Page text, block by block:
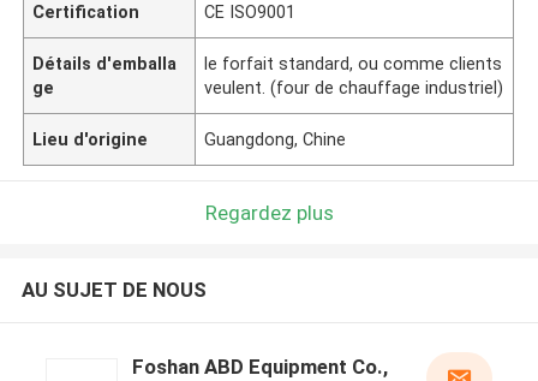
Certification CE ISO9001
Détails d'emballa
ge
le forfait standard, ou comme clients
veulent. (four de chauffage industriel)
Lieu d'origine Guangdong, Chine
Regardez plus
AU SUJET DE NOUS
Foshan ABD Equipment Co.,